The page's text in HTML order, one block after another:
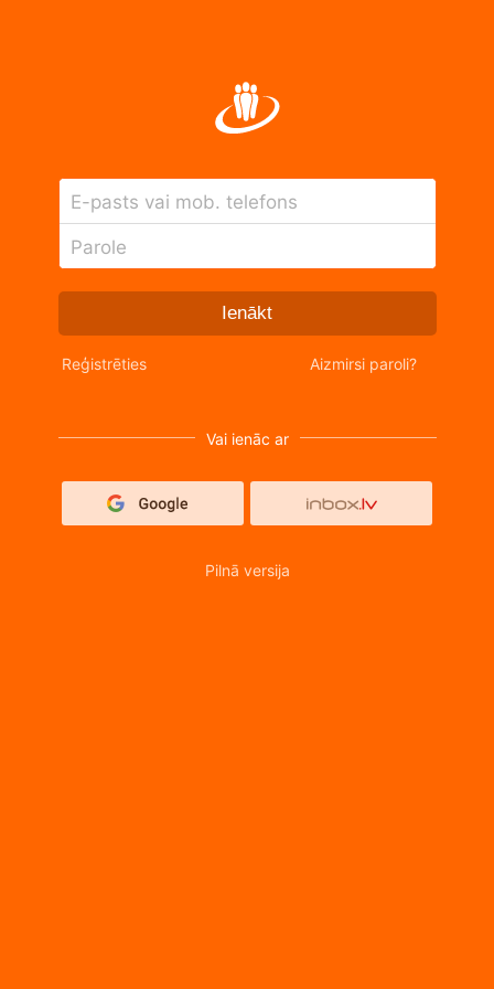
E-pasts vai mob. telefons
Parole
Ienākt
Reģistrēties Aizmirsi paroli?
Vai ienāc ar
Pilnā versija